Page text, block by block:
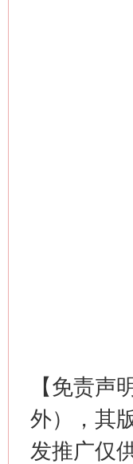
【免责
外），其
发推广仅